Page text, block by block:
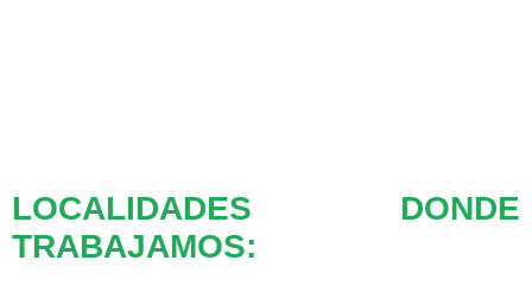
LOCALIDADES DONDE
TRABAJAMOS: